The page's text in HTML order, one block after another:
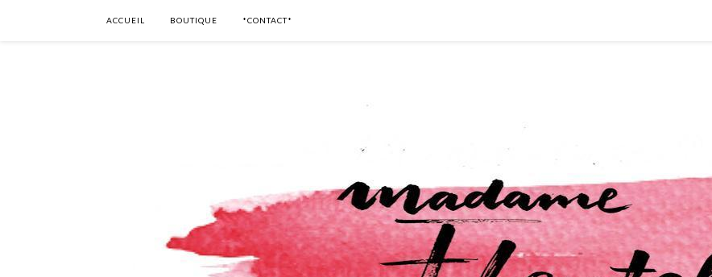
ACCUEIL BOUTIQUE *CONTACT*